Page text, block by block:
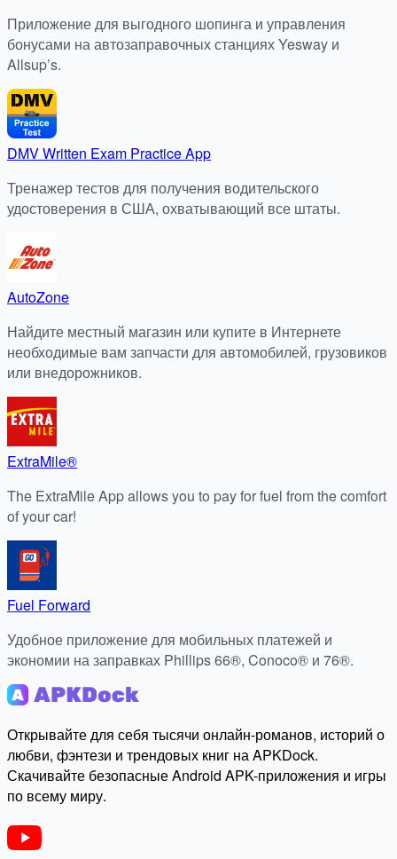
Приложение для выгодного шопинга и управления
бонусами на автозаправочных станциях Yesway и
Allsup’s.
DMV Written Exam Practice App
Тренажер тестов для получения водительского
удостоверения в США, охватывающий все штаты.
AutoZone
Найдите местный магазин или купите в Интернете
необходимые вам запчасти для автомобилей, грузовиков
или внедорожников.
ExtraMile®
The ExtraMile App allows you to pay for fuel from the comfort
of your car!
Fuel Forward
Удобное приложение для мобильных платежей и
экономии на заправках Phillips 66®, Conoco® и 76®.
Открывайте для себя тысячи онлайн-романов, историй о
любви, фэнтези и трендовых книг на APKDock.
Скачивайте безопасные Android APK-приложения и игры
по всему миру.